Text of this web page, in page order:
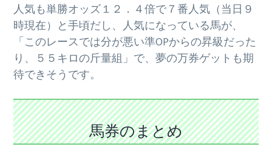
人気も単勝オッズ１２．４倍で７番人気（当日９
時現在）と手頃だし、人気になっている馬が、
「このレースでは分が悪い準OPからの昇級だった
り、５５キロの斤量組」で、夢の万券ゲットも期
待できそうです。
馬券のまとめ